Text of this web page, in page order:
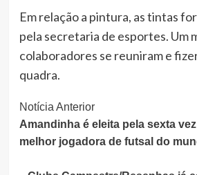
Em relação a pintura, as tintas
pela secretaria de esportes. Um
colaboradores se reuniram e
quadra.
Continue
Lendo
Notícia Anterior
Amandinha é eleita pela sexta
melhor jogadora de futsal do